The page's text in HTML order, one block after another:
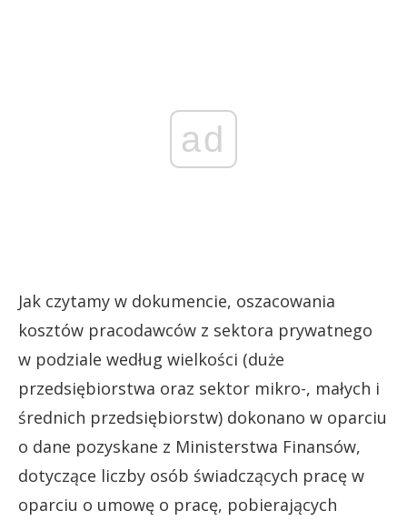
ad
Jak czytamy w dokumencie, oszacowania
kosztów pracodawców z sektora prywatnego
w podziale według wielkości (duże
przedsiębiorstwa oraz sektor mikro-, małych i
średnich przedsiębiorstw) dokonano w oparciu
o dane pozyskane z Ministerstwa Finansów,
dotyczące liczby osób świadczących pracę w
oparciu o umowę o pracę, pobierających